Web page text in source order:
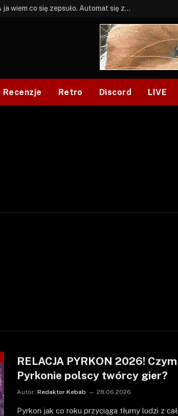
BONUS: Jak w tym kawale. A ja wiem co się zepsuło. Automat się zepsuł.
Recenzje Retro Discord LIVE
RELACJA PYRKON 2026!
Pyrkonie polscy twórcy gier?
Autor: Redaktor Kebab 28.06.2026
Pyrkon jak co roku przyciąga tłumy ludzi z